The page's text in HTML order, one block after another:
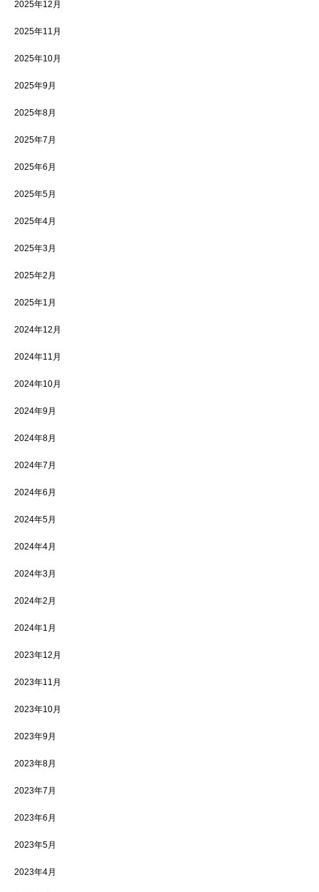
2025年12月
2025年11月
2025年10月
2025年9月
2025年8月
2025年7月
2025年6月
2025年5月
2025年4月
2025年3月
2025年2月
2025年1月
2024年12月
2024年11月
2024年10月
2024年9月
2024年8月
2024年7月
2024年6月
2024年5月
2024年4月
2024年3月
2024年2月
2024年1月
2023年12月
2023年11月
2023年10月
2023年9月
2023年8月
2023年7月
2023年6月
2023年5月
2023年4月